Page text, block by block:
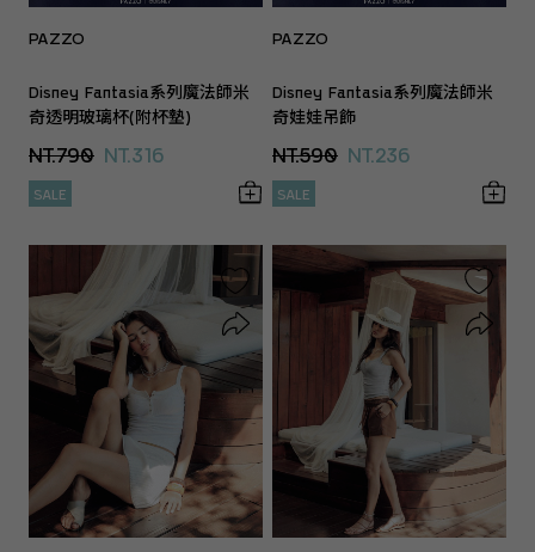
PAZZO
Disney Fantasia系列魔法師米
奇透明玻璃杯(附杯墊)
NT.790 NT.316
SALE
PAZZO
Disney Fantasia系列魔法師米
奇娃娃吊飾
NT.590 NT.236
SALE